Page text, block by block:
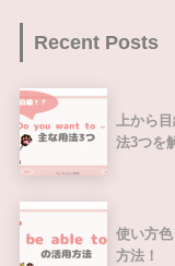
Recent Posts
上から
法3つを
使い方
方法！